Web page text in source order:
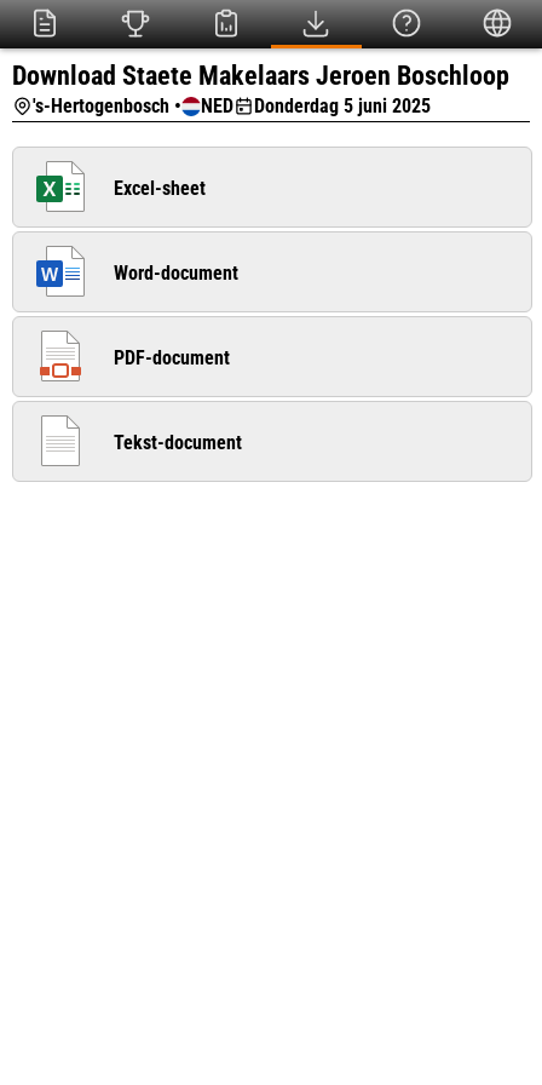
Download Staete Makelaars Jeroen Boschloop
's-Hertogenbosch • NED Donderdag 5 juni 2025
Excel-sheet
Word-document
PDF-document
Tekst-document